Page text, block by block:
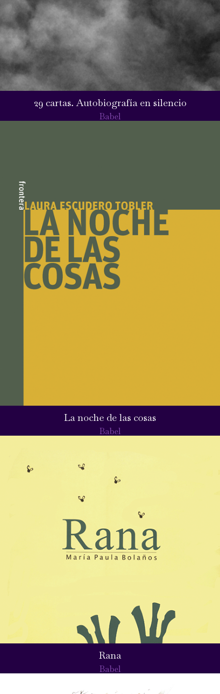
29 cartas. Autobiografía en silencio
Babel
La noche de las cosas
Babel
Rana
Babel